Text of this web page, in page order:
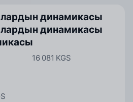
динамикасы
динамикасы
16 081 KGS